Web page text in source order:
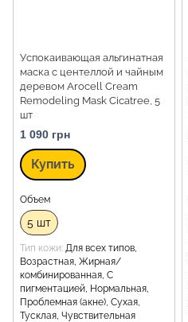
Успокаивающая альгинатная
маска с центеллой и чайным
деревом Arocell Cream
Remodeling Mask Cicatree, 5
шт
1 090 грн
Купить
Объем
5 шт
Тип кожи Для всех типов,
Возрастная, Жирная/
комбинированная, С
пигментацией, Нормальная,
Проблемная (акне), Сухая,
Тусклая, Чувствительная